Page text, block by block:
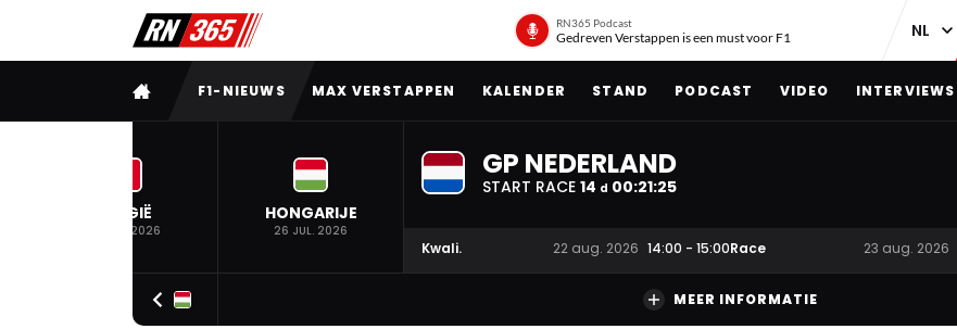
RN365 Podcast
Gedreven Verstappen is een must voor F1
VOLLEDIG MENU
F1-NIEUWS MAX VERSTAPPEN KALENDER STAND PODCAST VIDEO INTERVIEWS
BELGIË
19 JUL. 2026
HONGARIJE
26 JUL. 2026
GP NEDERLAND
START RACE 14 d 00:21:25
Kwali. 22 aug. 2026 14:00 - 15:00Race 23 aug. 2026
MEER INFORMATIE